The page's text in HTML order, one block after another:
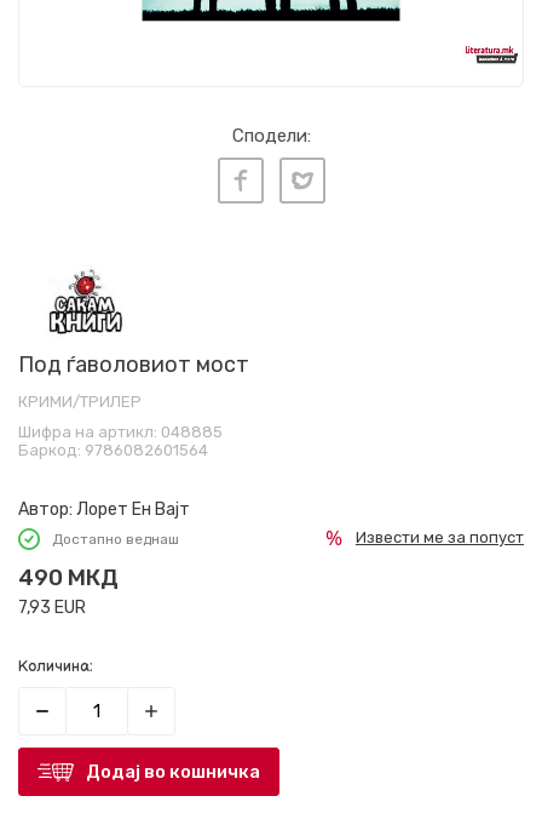
Сподели:
Под ѓаволовиот мост
КРИМИ/ТРИЛЕР
Шифра на артикл: 048885
Баркод: 9786082601564
Автор: Лорет Ен Вајт
Достапно веднаш
490 МКД
7,93 EUR
Извести ме за попуст
Количина:
Додај во кошничка